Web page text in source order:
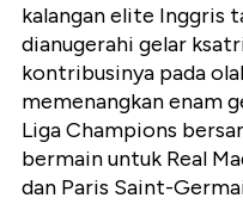
kalangan elite Inggris
dianugerahi gelar
kontribusinya pada
memenangkan enam
Liga Champions
bermain untuk Real
dan Paris Saint-